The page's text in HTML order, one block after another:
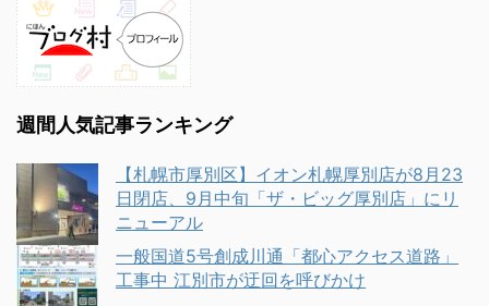
週間人気記事ランキング
【札幌市厚別区】イオン札幌厚別店が8月23
日閉店、9月中旬「ザ・ビッグ厚別店」にリ
ニューアル
一般国道5号創成川通「都心アクセス道路」
工事中 江別市が迂回を呼びかけ